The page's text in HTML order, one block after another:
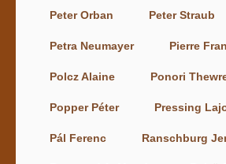
Peter Orban Peter Straub
Petra Neumayer Pierre
Polcz Alaine Ponori
Popper Péter Pressing
Pál Ferenc Ranschburg